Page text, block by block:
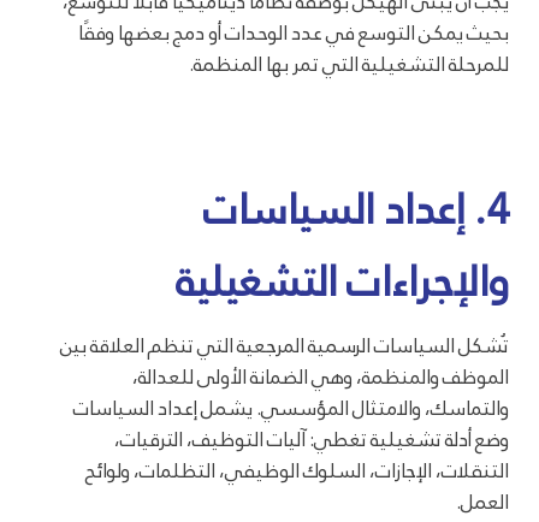
بحيث يمكن التوسع في عدد الوحدات أو دمج بعضها وفقًا
للمرحلة التشغيلية التي تمر بها المنظمة.
4. إعداد السياسات
والإجراءات التشغيلية
تُشكل السياسات الرسمية المرجعية التي تنظم العلاقة بين
الموظف والمنظمة، وهي الضمانة الأولى للعدالة،
والتماسك، والامتثال المؤسسي. يشمل إعداد السياسات
وضع أدلة تشغيلية تغطي: آليات التوظيف، الترقيات،
التنقلات، الإجازات، السلوك الوظيفي، التظلمات، ولوائح
العمل.